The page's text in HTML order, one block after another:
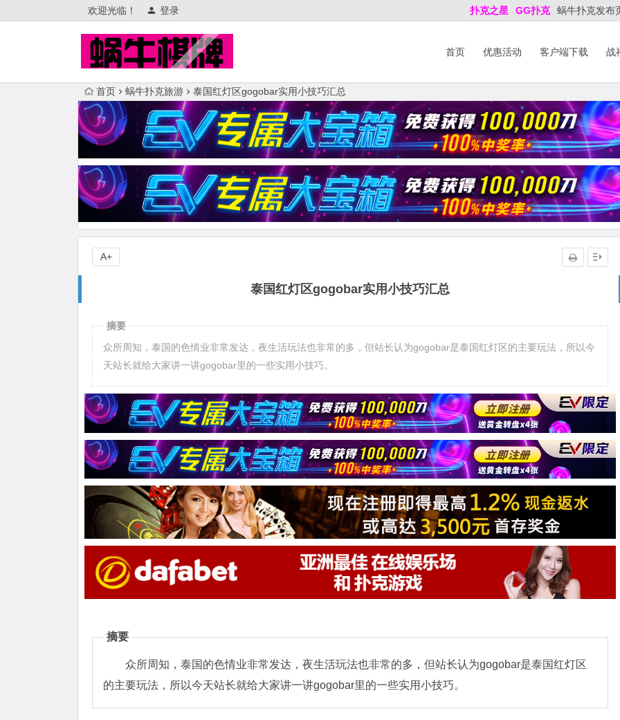
欢迎光临！ 登录 扑克之星 GG扑克 蜗牛扑克发布
首页 优惠活动 客户端下载 战
首页 蜗牛扑克旅游 泰国红灯区gogobar实用小技巧汇总
泰国红灯区gogobar实用小技巧汇总
A+
摘要
众所周知，泰国的色情业非常发达，夜生活玩法也非常的多，但站长认为gogobar是泰国红灯区的主要玩法，所以今
天站长就给大家讲一讲gogobar里的一些实用小技巧。
摘要
众所周知，泰国的色情业非常发达，夜生活玩法也非常的多，但站长认为gogobar是泰国红灯区
的主要玩法，所以今天站长就给大家讲一讲gogobar里的一些实用小技巧。